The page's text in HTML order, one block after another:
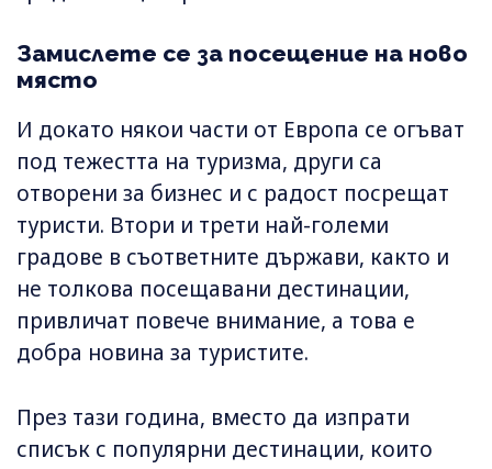
Замислете се за посещение на ново
място
И докато някои части от Европа се огъват
под тежестта на туризма, други са
отворени за бизнес и с радост посрещат
туристи. Втори и трети най-големи
градове в съответните държави, както и
не толкова посещавани дестинации,
привличат повече внимание, а това е
добра новина за туристите.
През тази година, вместо да изпрати
списък с популярни дестинации, които